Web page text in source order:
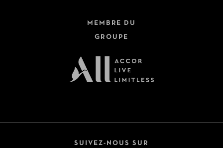
MEMBRE DU
GROUPE
SUIVEZ-NOUS SUR